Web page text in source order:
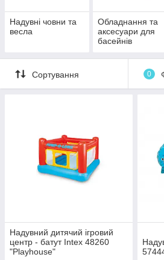
Надувні човни та
весла
Обладнання та
аксесуари для
басейнів
Сортування 0
Надувний дитячий ігровий
центр - батут Intex 48260
"Playhouse"